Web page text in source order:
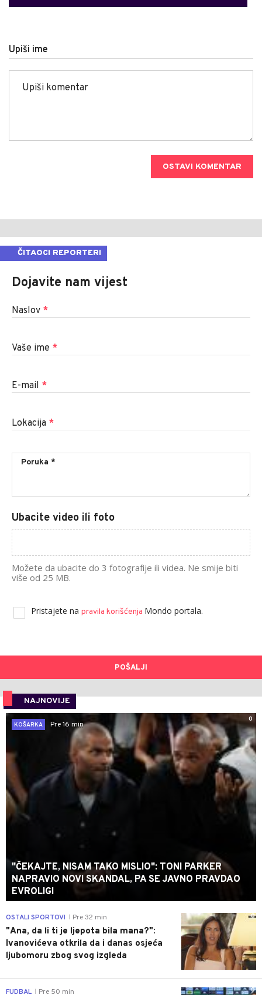
Upiši ime
OSTAVI KOMENTAR
ČITAOCI REPORTERI
Dojavite nam vijest
Naslov *
Vaše ime *
E-mail *
Lokacija *
Ubacite video ili foto
Možete da ubacite do 3 fotografije ili videa. Ne smije biti
više od 25 MB.
Pristajete na pravila korišćenja Mondo portala.
POŠALJI
NAJNOVIJE
0
KOŠARKA
Pre 16 min
"ČEKAJTE, NISAM TAKO MISLIO": TONI PARKER
NAPRAVIO NOVI SKANDAL, PA SE JAVNO PRAVDAO
EVROLIGI
0
OSTALI SPORTOVI Pre 32 min
"Ana, da li ti je ljepota bila mana?":
Ivanovićeva otkrila da i danas osjeća
ljubomoru zbog svog izgleda
0
FUDBAL Pre 50 min